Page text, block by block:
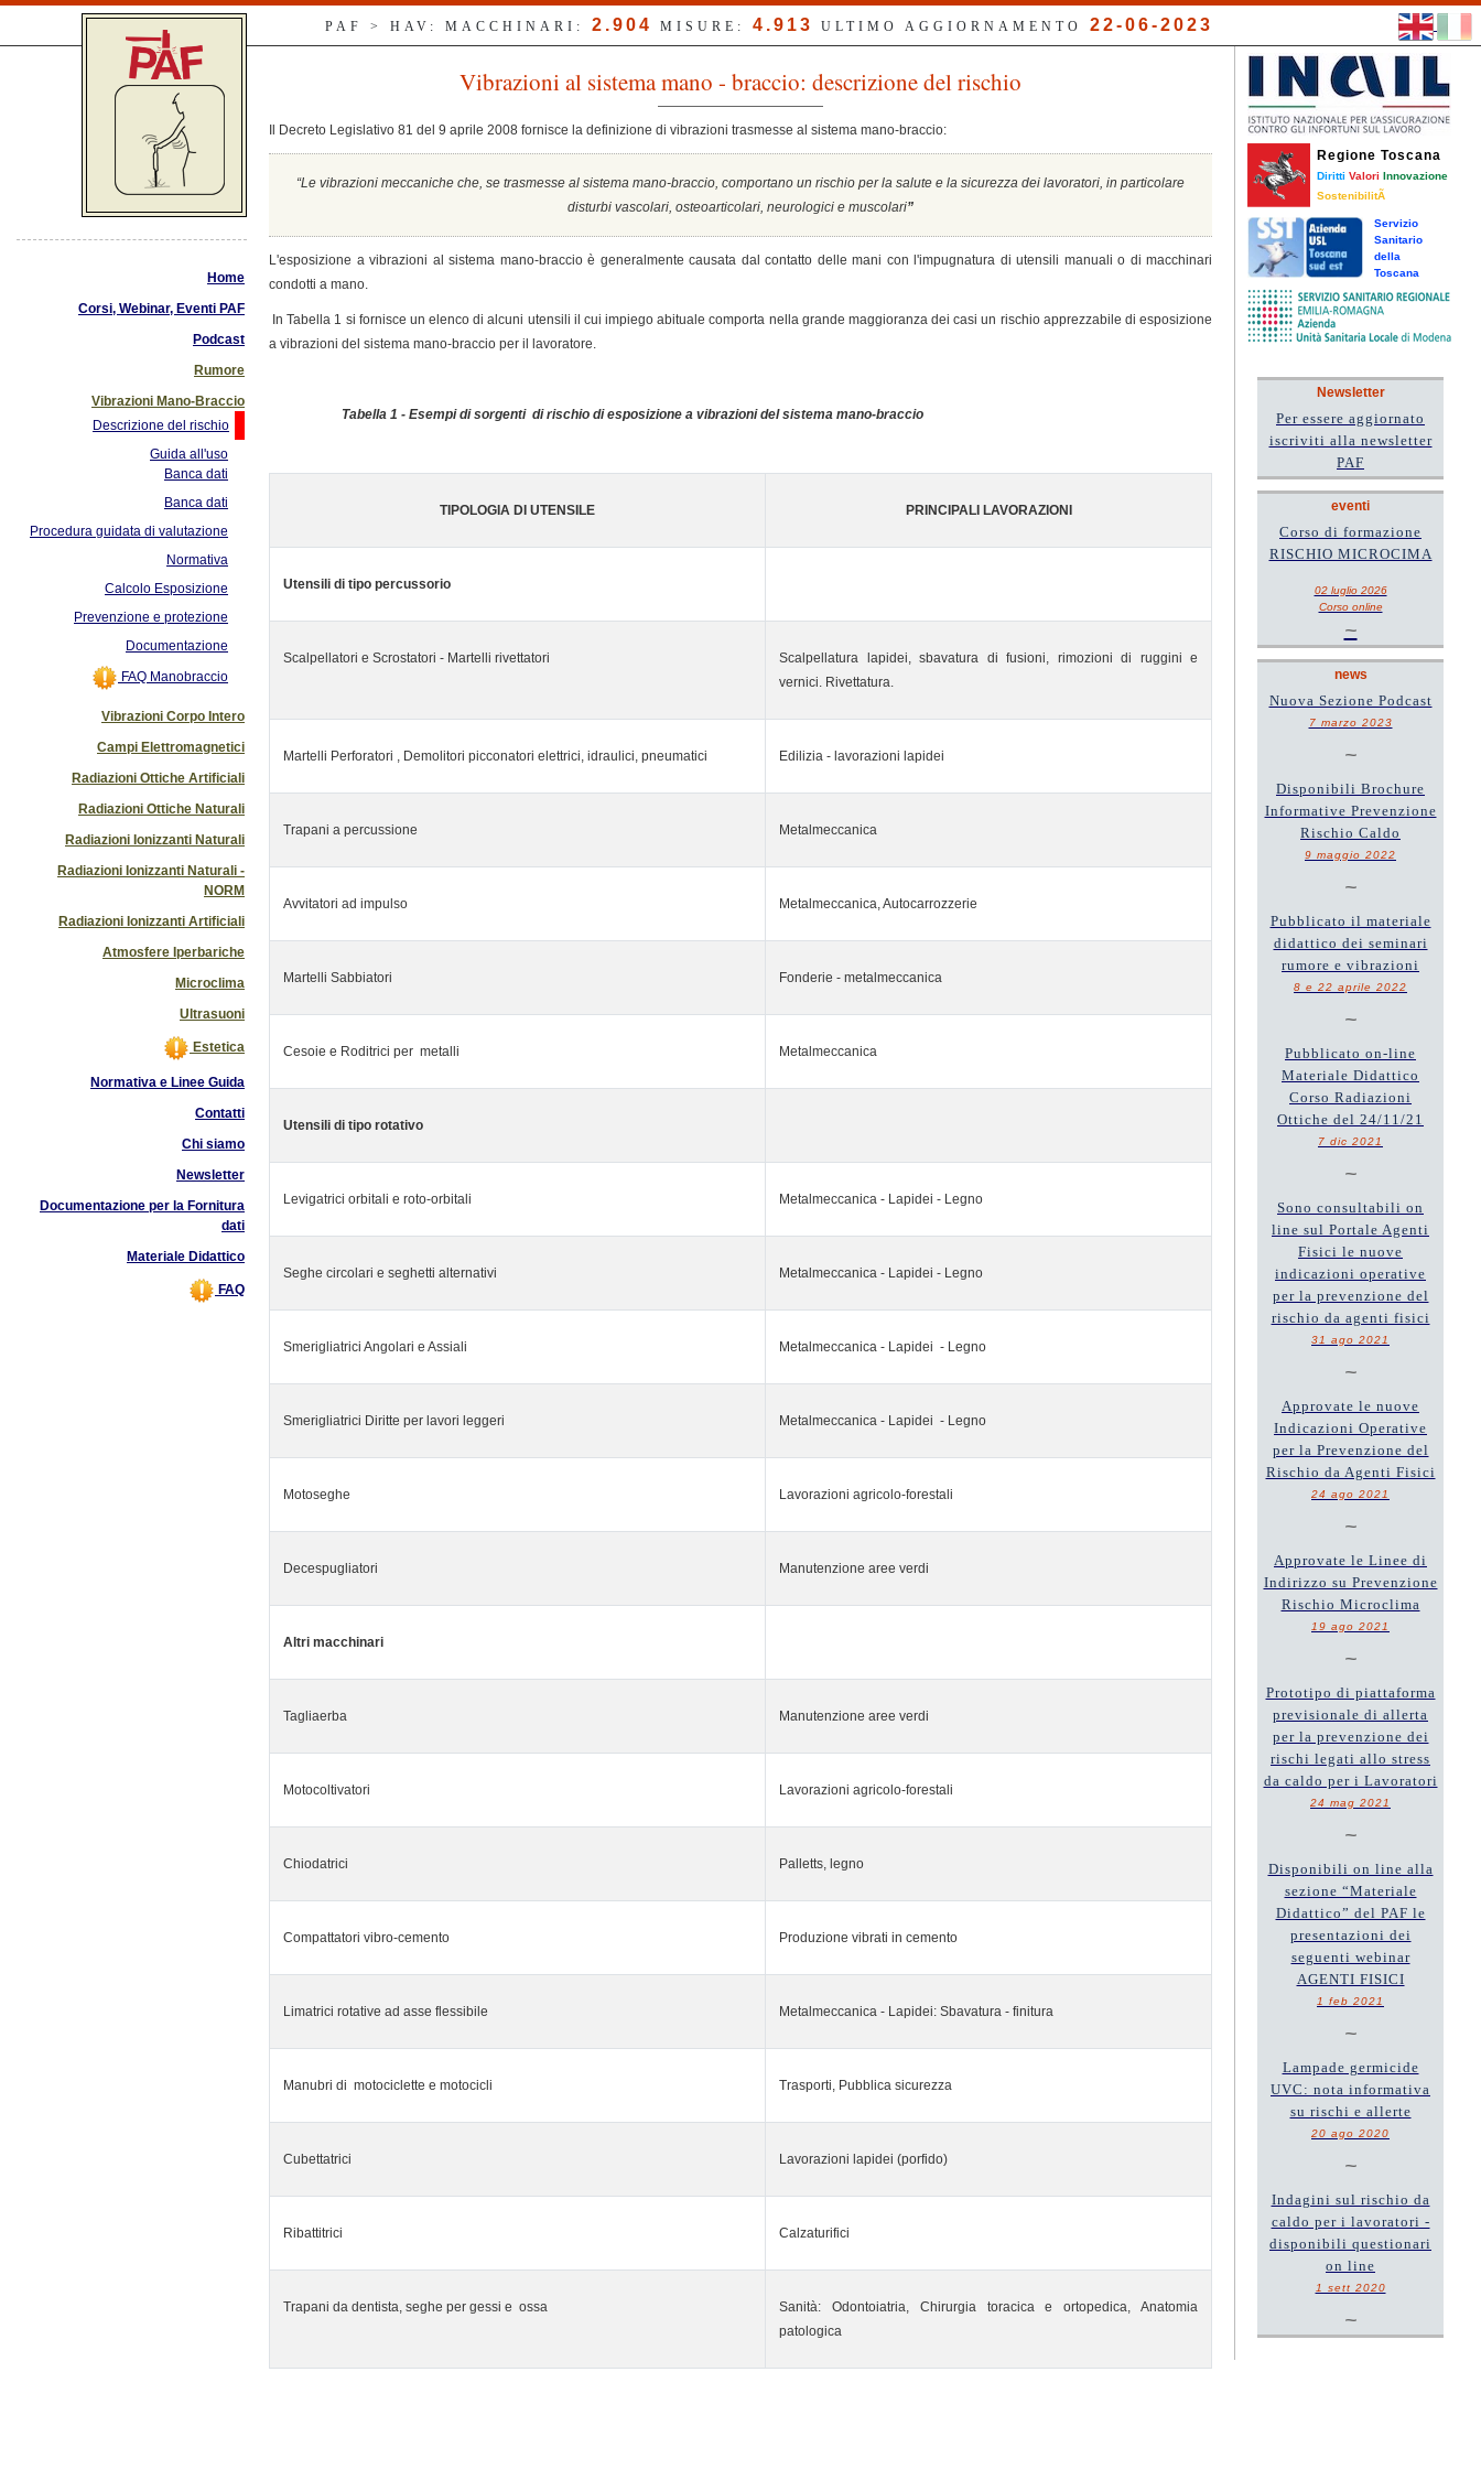
PAF > HAV: MACCHINARI: 2.904 MISURE: 4.913 ULTIMO AGGIORNAMENTO 22-06-2023
Home
Corsi, Webinar, Eventi PAF
Podcast
Rumore
Vibrazioni Mano-Braccio
Descrizione del rischio
Guida all'uso
Banca dati
Banca dati
Procedura guidata di valutazione
Normativa
Calcolo Esposizione
Prevenzione e protezione
Documentazione
FAQ Manobraccio
Vibrazioni Corpo Intero
Campi Elettromagnetici
Radiazioni Ottiche Artificiali
Radiazioni Ottiche Naturali
Radiazioni Ionizzanti Naturali
Radiazioni Ionizzanti Naturali -
NORM
Radiazioni Ionizzanti Artificiali
Atmosfere Iperbariche
Microclima
Ultrasuoni
Estetica
Normativa e Linee Guida
Contatti
Chi siamo
Newsletter
Documentazione per la Fornitura
dati
Materiale Didattico
FAQ
Vibrazioni al sistema mano - braccio: descrizione del rischio
Il Decreto Legislativo 81 del 9 aprile 2008 fornisce la definizione di vibrazioni trasmesse al sistema mano-braccio:
“Le vibrazioni meccaniche che, se trasmesse al sistema mano-braccio, comportano un rischio per la salute e la sicurezza dei lavoratori, in particolare
disturbi vascolari, osteoarticolari, neurologici e muscolari”
L'esposizione a vibrazioni al sistema mano-braccio è generalmente causata dal contatto delle mani con l'impugnatura di utensili manuali o di macchinari
condotti a mano.
In Tabella 1 si fornisce un elenco di alcuni utensili il cui impiego abituale comporta nella grande maggioranza dei casi un rischio apprezzabile di esposizione
a vibrazioni del sistema mano-braccio per il lavoratore.
Tabella 1 - Esempi di sorgenti di rischio di esposizione a vibrazioni del sistema mano-braccio
TIPOLOGIA DI UTENSILE PRINCIPALI LAVORAZIONI
Utensili di tipo percussorio
Scalpellatori e Scrostatori - Martelli rivettatori
Scalpellatura lapidei, sbavatura di fusioni, rimozioni di ruggini e
vernici. Rivettatura.
Martelli Perforatori , Demolitori picconatori elettrici, idraulici, pneumatici Edilizia - lavorazioni lapidei
Trapani a percussione Metalmeccanica
Avvitatori ad impulso Metalmeccanica, Autocarrozzerie
Martelli Sabbiatori Fonderie - metalmeccanica
Cesoie e Roditrici per metalli Metalmeccanica
Utensili di tipo rotativo
Levigatrici orbitali e roto-orbitali Metalmeccanica - Lapidei - Legno
Seghe circolari e seghetti alternativi Metalmeccanica - Lapidei - Legno
Smerigliatrici Angolari e Assiali Metalmeccanica - Lapidei - Legno
Smerigliatrici Diritte per lavori leggeri Metalmeccanica - Lapidei - Legno
Motoseghe Lavorazioni agricolo-forestali
Decespugliatori Manutenzione aree verdi
Altri macchinari
Tagliaerba Manutenzione aree verdi
Motocoltivatori Lavorazioni agricolo-forestali
Chiodatrici Palletts, legno
Compattatori vibro-cemento Produzione vibrati in cemento
Limatrici rotative ad asse flessibile Metalmeccanica - Lapidei: Sbavatura - finitura
Manubri di motociclette e motocicli Trasporti, Pubblica sicurezza
Cubettatrici Lavorazioni lapidei (porfido)
Ribattitrici Calzaturifici
Trapani da dentista, seghe per gessi e ossa
Sanità: Odontoiatria, Chirurgia toracica e ortopedica, Anatomia
patologica
Regione Toscana
Diritti Valori Innovazione
SostenibilitÃ
Servizio
Sanitario
della
Toscana
Newsletter
Per essere aggiornato
iscriviti alla newsletter
PAF
eventi
Corso di formazione
RISCHIO MICROCIMA
02 luglio 2026
Corso online
~
news
Nuova Sezione Podcast
7 marzo 2023
~
Disponibili Brochure
Informative Prevenzione
Rischio Caldo
9 maggio 2022
~
Pubblicato il materiale
didattico dei seminari
rumore e vibrazioni
8 e 22 aprile 2022
~
Pubblicato on-line
Materiale Didattico
Corso Radiazioni
Ottiche del 24/11/21
7 dic 2021
~
Sono consultabili on
line sul Portale Agenti
Fisici le nuove
indicazioni operative
per la prevenzione del
rischio da agenti fisici
31 ago 2021
~
Approvate le nuove
Indicazioni Operative
per la Prevenzione del
Rischio da Agenti Fisici
24 ago 2021
~
Approvate le Linee di
Indirizzo su Prevenzione
Rischio Microclima
19 ago 2021
~
Prototipo di piattaforma
previsionale di allerta
per la prevenzione dei
rischi legati allo stress
da caldo per i Lavoratori
24 mag 2021
~
Disponibili on line alla
sezione “Materiale
Didattico” del PAF le
presentazioni dei
seguenti webinar
AGENTI FISICI
1 feb 2021
~
Lampade germicide
UVC: nota informativa
su rischi e allerte
20 ago 2020
~
Indagini sul rischio da
caldo per i lavoratori -
disponibili questionari
on line
1 sett 2020
~